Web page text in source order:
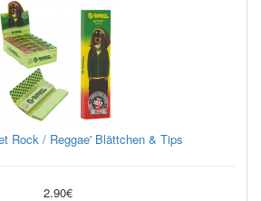
Rock / Reggae' Blättchen & Tips
2.90€